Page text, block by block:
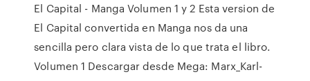
El Capital - Manga Volumen 1 y 2 Esta version de
El Capital convertida en Manga nos da una
sencilla pero clara vista de lo que trata el libro.
Volumen 1 Descargar desde Mega: Marx_Karl-